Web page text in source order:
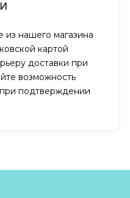
из нашего магазина
картой
доставки при
возможность
подтверждении